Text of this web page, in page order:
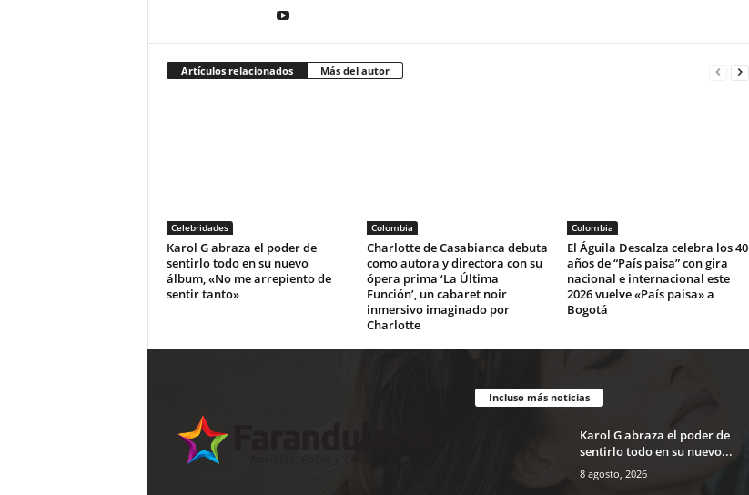
Artículos relacionados Más del autor
Celebridades
Karol G abraza el poder de
sentirlo todo en su nuevo
álbum, «No me arrepiento de
sentir tanto»
Colombia
Charlotte de Casabianca debuta
como autora y directora con su
ópera prima ‘La Última
Función’, un cabaret noir
inmersivo imaginado por
Charlotte
Colombia
El Águila Descalza celebra los 40
años de “País paisa” con gira
nacional e internacional este
2026 vuelve «País paisa» a
Bogotá
Incluso más noticias
Karol G abraza el poder de
sentirlo todo en su nuevo...
8 agosto, 2026